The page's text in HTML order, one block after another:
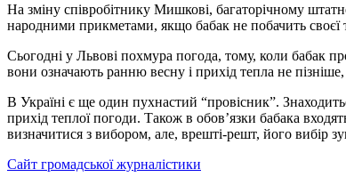
На зміну співробітнику Мишкові, багаторічному
народними прикметами, якщо бабак не побачить своєї
Сьогодні у Львові похмура погода, тому, коли бабак
вони означають ранню весну і прихід тепла не
В Україні є ще один пухнастий “провісник”.
прихід теплої погоди. Також в обов’язки бабака
визначитися з вибором, але, врешті-решт, його вибір
Сайт громадської журналістики